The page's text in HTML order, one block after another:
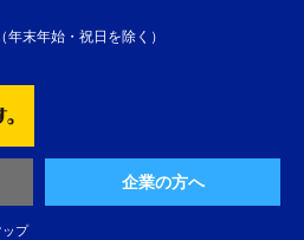
末年始・祝日を除く）
企業の方へ
ップ